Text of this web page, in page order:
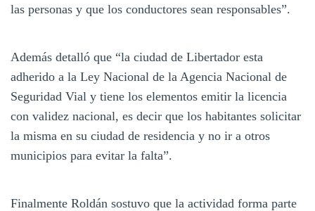
las personas y que los conductores sean responsables”.
Además detalló que “la ciudad de Libertador esta
adherido a la Ley Nacional de la Agencia Nacional de
Seguridad Vial y tiene los elementos emitir la licencia
con validez nacional, es decir que los habitantes solicitar
la misma en su ciudad de residencia y no ir a otros
municipios para evitar la falta”.
Finalmente Roldán sostuvo que la actividad forma parte